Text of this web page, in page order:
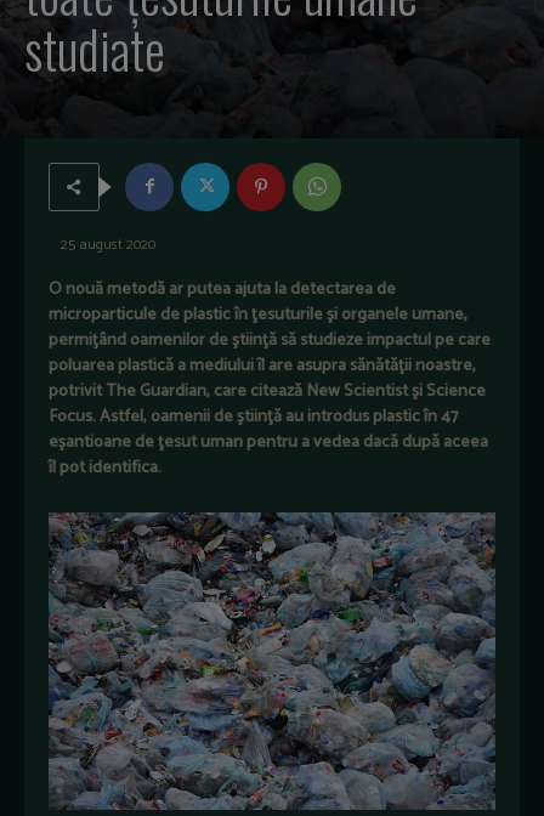
studiate
25 august 2020
O nouă metodă ar putea ajuta la detectarea de
microparticule de plastic în ţesuturile şi organele umane,
permiţând oamenilor de ştiinţă să studieze impactul pe care
poluarea plastică a mediului îl are asupra sănătăţii noastre,
potrivit The Guardian, care citează New Scientist şi Science
Focus. Astfel, oamenii de ştiinţă au introdus plastic în 47
eşantioane de ţesut uman pentru a vedea dacă după aceea
îl pot identifica.